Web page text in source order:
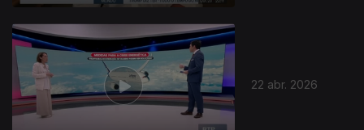
22 abr. 2026